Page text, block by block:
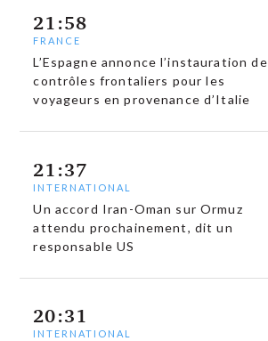
21:58
FRANCE
L’Espagne annonce l’instauration de
contrôles frontaliers pour les
voyageurs en provenance d’Italie
21:37
INTERNATIONAL
Un accord Iran-Oman sur Ormuz
attendu prochainement, dit un
responsable US
20:31
INTERNATIONAL